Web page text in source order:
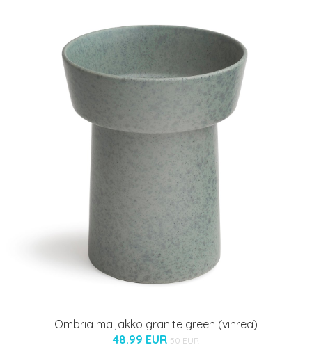
Ombria maljakko granite green (vihreä)
48.99 EUR 50 EUR